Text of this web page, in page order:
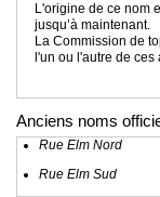
L'origine de ce nom
jusqu’à maintenant.
La Commission de
l'un ou l'autre de ces
Anciens noms
Rue Elm Nord
Rue Elm Sud